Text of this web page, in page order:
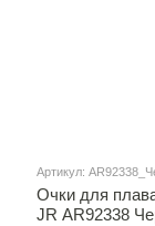
Артикул:
Очки для
JR AR92338